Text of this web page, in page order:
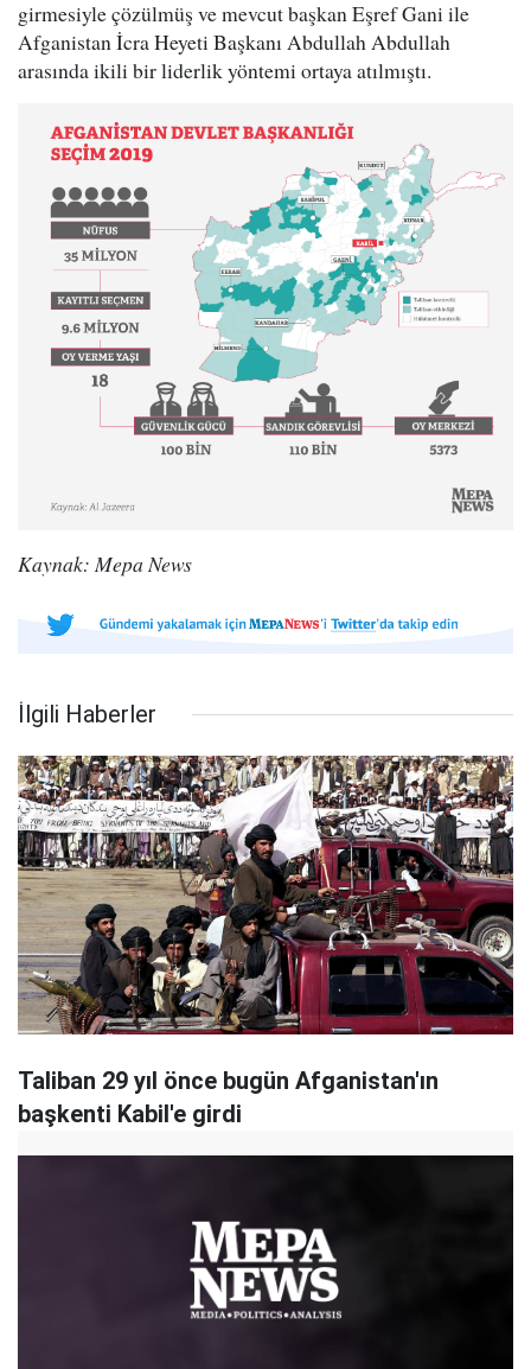
girmesiyle çözülmüş ve mevcut başkan Eşref Gani ile
Afganistan İcra Heyeti Başkanı Abdullah Abdullah
arasında ikili bir liderlik yöntemi ortaya atılmıştı.
Kaynak: Mepa News
İlgili Haberler
Taliban 29 yıl önce bugün Afganistan'ın
başkenti Kabil'e girdi